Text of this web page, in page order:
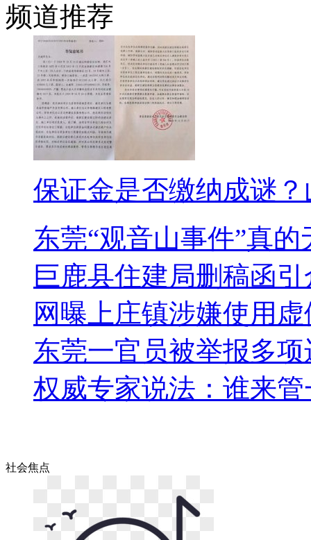
频道推荐
保证金是否缴纳成谜
东莞“观音山事件”真
巨鹿县住建局删稿函
网曝上庄镇涉嫌使用
东莞一官员被举报多
权威专家说法：谁来
社会焦点